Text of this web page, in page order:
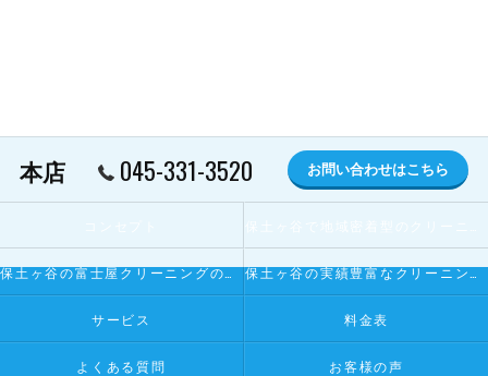
本店 045-331-3520 お問い合わせはこちら
保土ヶ谷の富士屋クリーニングの寄せられるお客様の声 保土ヶ谷の実績豊富なクリーニング屋
サービス 料金表
よくある質問 お客様の声